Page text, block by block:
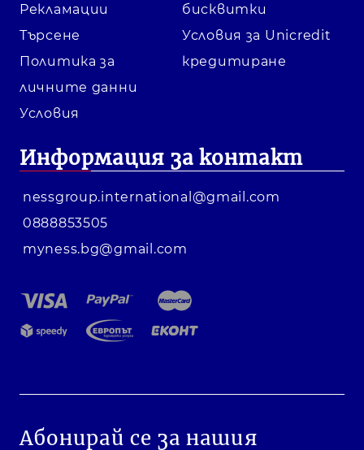
Рекламации
Търсене
Политика за
личните данни
Условия
бисквитки
Условия за Unicredit
кредитиране
Информация за контакт
nessgroup.international@gmail.com
0888853505
myness.bg@gmail.com
Абонирай се за нашия